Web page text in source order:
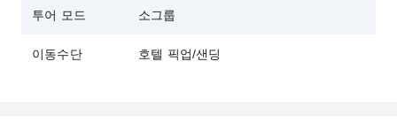
투어 모드 소그룹
이동수단 호텔 픽업/샌딩